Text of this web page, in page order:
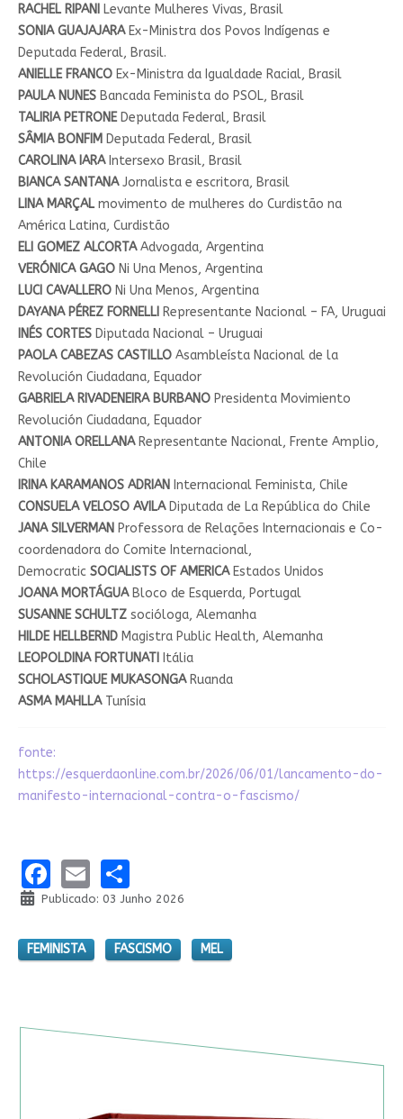
RACHEL RIPANI
Levante Mulheres Vivas, Brasil
SONIA GUAJAJARAEx-Ministra dos Povos Indígenas e
Deputada Federal, Brasil.
ANIELLE FRANCOEx-Ministra da Igualdade Racial, Brasil
PAULA NUNESBancada Feminista do PSOL, Brasil
TALIRIA PETRONEDeputada Federal, Brasil
SÂMIA BONFIM Deputada Federal, Brasil
CAROLINA IARAIntersexo Brasil, Brasil
BIANCA SANTANAJornalista e escritora, Brasil
LINA MARÇALmovimento de mulheres do Curdistão na
América Latina, Curdistão
ELI GOMEZ ALCORTAAdvogada, Argentina
VERÓNICA GAGONi Una Menos, Argentina
LUCI CAVALLERONi Una Menos, Argentina
DAYANA PÉREZ FORNELLI Representante Nacional – FA, Uruguai
INÉS CORTESDiputada Nacional – Uruguai
PAOLA CABEZAS CASTILLOAsambleísta Nacional de la
Revolución Ciudadana, Equador
GABRIELA RIVADENEIRA BURBANOPresidenta Movimiento
Revolución Ciudadana, Equador
ANTONIA ORELLANARepresentante Nacional, Frente Amplio,
Chile
IRINA KARAMANOS ADRIAN Internacional Feminista, Chile
CONSUELA VELOSO AVILADiputada de La República do Chile
JANA SILVERMAN Professora de Relações Internacionais e Co-
coordenadora do Comite Internacional,
Democratic SOCIALISTS OF AMERICAEstados Unidos
JOANA MORTÁGUABloco de Esquerda, Portugal
SUSANNE SCHULTZsocióloga, Alemanha
HILDE HELLBERNDMagistra Public Health, Alemanha
LEOPOLDINA FORTUNATI
Itália
SCHOLASTIQUE MUKASONGARuanda
ASMA MAHLLATunísia
fonte:
https://esquerdaonline.com.br/2026/06/01/lancamento-do-
manifesto-internacional-contra-o-fascismo/
Facebook
EmailShare
Publicado: 03 Junho 2026
FEMINISTA FASCISMO MEL